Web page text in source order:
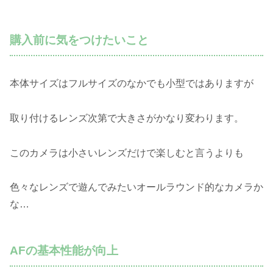
購入前に気をつけたいこと
本体サイズはフルサイズのなかでも小型ではありますが
取り付けるレンズ次第で大きさがかなり変わります。
このカメラは小さいレンズだけで楽しむと言うよりも
色々なレンズで遊んでみたいオールラウンド的なカメラか
な…
AFの基本性能が向上